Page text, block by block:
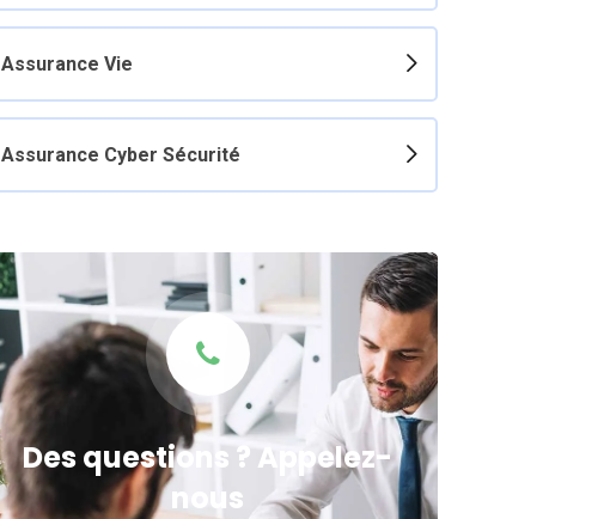
Assurance Vie
Assurance Cyber Sécurité
Des questions ? Appelez-
nous